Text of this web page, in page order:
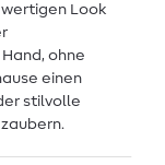
Look
ohne
einen
stilvolle